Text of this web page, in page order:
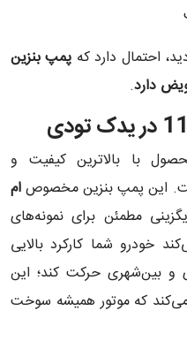
احتمال دارد که پمپ بنزین
دارد.
با بالاترین کیفیت و
این پمپ بنزین مخصوصام
مطمئن برای نمونه‌های
خودرو شما کارکرد بالایی
و بین‌شهری حرکت کند؛ این
که موتور همیشه سوخت